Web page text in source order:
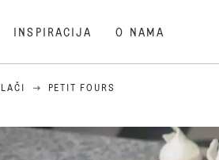
INSPIRACIJA O NAMA
PETIT FOURS